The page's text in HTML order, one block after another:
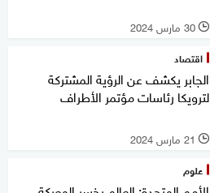
l 30 مارس 2024
اقتصاد
الجابر يكشف عن الرؤية المشتركة
لترويكا رئاسات مؤتمر الأطراف
l 21 مارس 2024
علوم